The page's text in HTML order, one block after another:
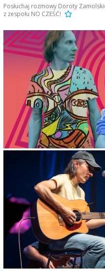
Posłuchaj rozmowy Doroty
z zespołu NO CZEŚĆ!